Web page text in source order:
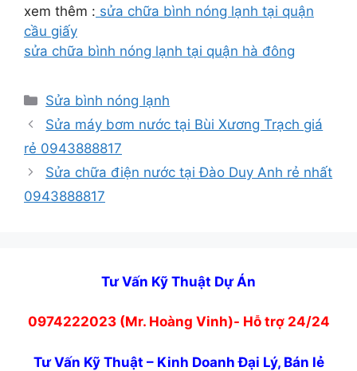
xem thêm : sửa chữa bình nóng lạnh tại quận
cầu giấy
sửa chữa bình nóng lạnh tại quận hà đông
Danh
mục
Sửa bình nóng lạnh
Sửa máy bơm nước tại Bùi Xương Trạch giá
rẻ 0943888817
Sửa chữa điện nước tại Đào Duy Anh rẻ nhất
0943888817
Tư Vấn Kỹ Thuật Dự Án
0974222023 (Mr. Hoàng Vinh)- Hỗ trợ 24/24
Tư Vấn Kỹ Thuật – Kinh Doanh Đại Lý, Bán lẻ